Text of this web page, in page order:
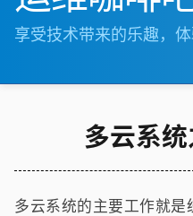
享受技术带来的乐趣，
多云系
多云系统的主要工作就